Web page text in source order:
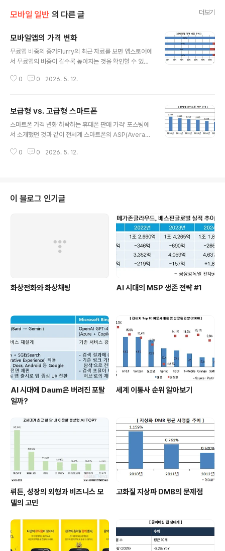
모바일 일반 의 다른 글 더보기
모바일앱의 가격 변화
무료앱 비중의 증가Flurry의 최근 자료를 보면 앱스토어에
서 무료앱의 비중이 갈수록 높아지는 것을 확인할 수 있다.
망하고 있다. 앱스토어 가격의 상징처럼 인식되었던 $0.9
중덕분에 앱스토어 내의 평균 판매 가격은 지속적으로 하
락하고 있다. Flurry의 자료에 의하면 iPhone 앱의 평균
가격은 $0.19, iPad 앱은 $0.50로 알려졌다. 무료앱의
판매만으로 수익을 만들 수 있는 시대는 지나갔다. 사용자
0 0 2026. 5. 12.
보급형 vs. 고급형 스마트폰
스마트폰 가격 변화'하락하는 휴대폰 판매 가격' 포스팅에
서 소개했던 것과 같이 전세계 스마트폰의 ASP(Averag
된 하이투자증권의 보고서에서도 동일한 내용을 조사했는
에서는 고급형 스마트폰이 주류를 이루던 지금까지와 달리
점차 보급형 스마트폰의 판매 비중이 높아질 것으로 보고
있다. 고급형 스마트폰($300 이상)의 성장률은 201년 8
9%에서 2014년 5%로 감소할 것으로 전망된다. 보급형
스마트폰($300미만)의 성장율 역시 감소추이를 보이지만
0 0 2026. 5. 12.
이 블로그 인기글
화상전화와 화상채팅 AI 시대의 MSP 생존 전략 #1
AI 시대에 Daum은 버려진 포탈
일까?
세계 이통사 순위 알아보기
뤼튼, 성장의 외형과 비즈니스 모
델의 고민
고화질 지상파 DMB의 문제점